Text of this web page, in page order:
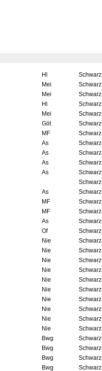
Hl
Schwarz
Mei
Schwarz
Mei
Schwarz
Hl
Schwarz
Mei
Schwarz
Göt
Schwarz
MF
Schwarz
As
Schwarz
As
Schwarz
As
Schwarz
As
Schwarz
Schwarz
As
Schwarz
MF
Schwarz
MF
Schwarz
As
Schwarz
Of
Schwarz
Nie
Schwarz
Nie
Schwarz
Nie
Schwarz
Nie
Schwarz
Nie
Schwarz
Nie
Schwarz
Nie
Schwarz
Nie
Schwarz
Nie
Schwarz
Nie
Schwarz
Bwg
Schwarz
Bwg
Schwarz
Bwg
Schwarz
Bwg Schwarz